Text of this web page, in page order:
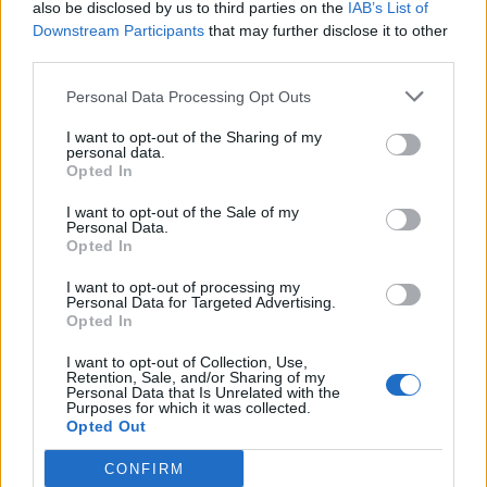
also be disclosed by us to third parties on the IAB’s List of
Downstream Participants that may further disclose it to other
Personal Data Processing Opt Outs
I want to opt-out of the Sharing of my
personal data.
Opted In
I want to opt-out of the Sale of my
Personal Data.
Opted In
I want to opt-out of processing my
Personal Data for Targeted Advertising.
Opted In
I want to opt-out of Collection, Use,
Retention, Sale, and/or Sharing of my
Personal Data that Is Unrelated with the
Purposes for which it was collected.
Opted Out
CONFIRM
afirma, ocorre por meio da neuroplasticidade, processo
pelo qual os circuitos neurais se reorganizam em
resposta às experiências.
“O principal desafio é preservar a capacidade de reflexão
profunda em um contexto marcado pela abundância de
informações e pela rápida evolução tecnológica. O
desenvolvimento depende de como o cérebro é
exercitado no cotidiano”, finalizou Fabiano de Abreu
Ígor Lopes
O “Millennium Estoril Open 2026” decorreu entre os
dias 18 e 26 de julho, no Clube de Ténis do Estoril, em
competição ao circuito “ATP Tour” na categoria “ATP
250”, depois de, na edição anterior, ter integrado o
conquistou o primeiro título ATP da carreira ao
derrotar o belga Alexander Blockx na final, encerrando
forte presença de tenistas portugueses e pela projeção
internacional do evento.
O torneio arrancou com a fase de qualificação, nos dias
18 e 19 de julho, reunindo dezenas de atletas em busca
de um lugar no quadro principal. A cerimónia de
abertura contou com a presença do presidente da
Câmara Municipal de Cascais, Nuno Piteira Lopes,
CONTINUAR A LER